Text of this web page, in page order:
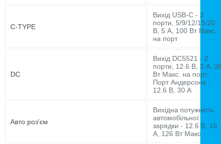
C-TYPE
Вихід USB-C - 2
порти, 5/9/12/15/20
В, 5 А, 100 Вт Макс.
на порт
DC
Вихід DC5521 - 2
порти, 12.6 В, 3 А,
Вт Макс. на порт;
Порт Андерсона -
12.6 В, 30 А
Авто роз'єм
Вихідна потужність
автомобільної
зарядки - 12.6 В, 10
А, 126 Вт Макс